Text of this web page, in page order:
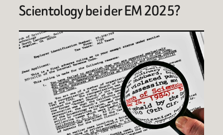
Scientology bei der EM 2025?